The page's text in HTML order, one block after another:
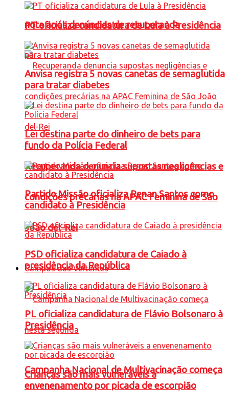
nota após denúncias de recuperanda
Recuperanda denuncia supostas negligências e
condições precárias na APAC Feminina de São
João del-Rei
Campos das Vertentes
Campanha Nacional de Multivacinação começa
PT oficializa candidatura de Lula à Presidência
Anvisa registra 5 novas canetas de semaglutida
para tratar diabetes
Lei destina parte do dinheiro de bets para
fundo da Polícia Federal
Partido Missão oficializa Renan Santos como
candidato à Presidência
PSD oficializa candidatura de Caiado à
presidência da República
PL oficializa candidatura de Flávio Bolsonaro à
Presidência
Crianças são mais vulneráveis a
envenenamento por picada de escorpião